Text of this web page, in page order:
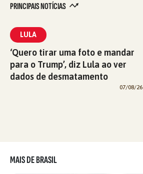
PRINCIPAIS NOTÍCIAS
LULA
‘Quero tirar uma foto e mandar
para o Trump’, diz Lula ao ver
dados de desmatamento
07/08/26
MAIS DE BRASIL